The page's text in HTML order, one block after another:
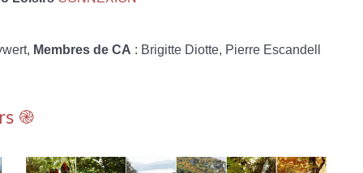
Membres de CA : Brigitte Diotte, Pierre Escandell
֎